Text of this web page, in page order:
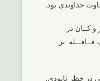
خداوندی بود.
و کــان در
بر
در خطر نابودی.